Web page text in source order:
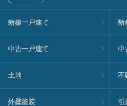
新築一戸建て 新
中古一戸建て 中
土地 不
外壁塗装 引